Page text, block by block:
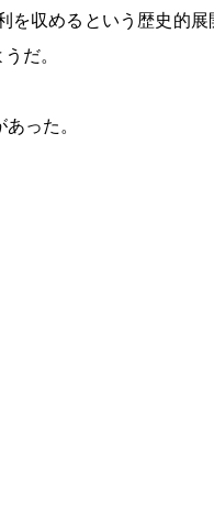
収めるという歴史的
だ。
った。